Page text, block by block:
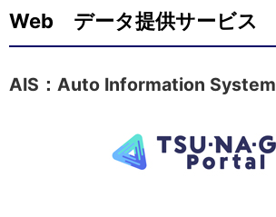
Web データ提供サービス
AIS：Auto Information System